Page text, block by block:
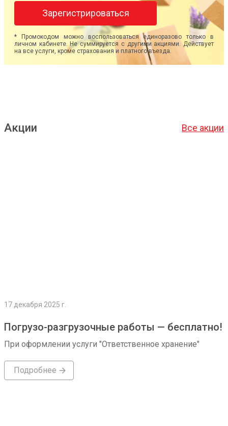
Зарегистрироваться
* Промокодом можно воспользоваться единоразово только в
личном кабинете. Не суммируется с другими акциями. Действует
на все услуги, кроме страхования и платного въезда.
Акции Все акции
17 декабря 2025 г.
Погрузо-разгрузочные работы — бесплатно!
При оформлении услуги "Ответственное хранение"
Подробнее